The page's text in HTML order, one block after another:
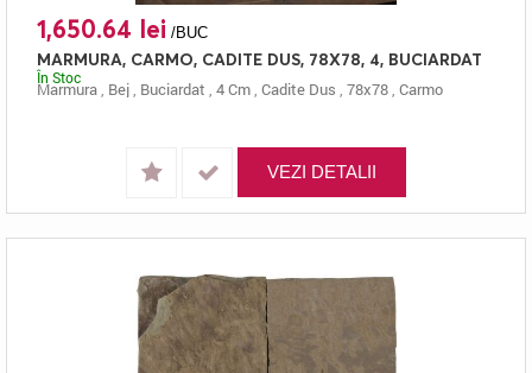
1,650.64 lei /BUC
MARMURA, CARMO, CADITE DUS, 78X78, 4, BUCIARDAT
Marmura, Bej, Buciardat , 4 Cm, Cadite Dus , 78x78, Carmo
În Stoc
VEZI DETALII